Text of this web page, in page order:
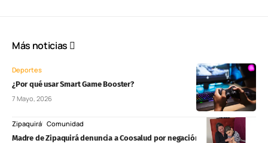
Más noticias
Deportes
¿Por qué usar Smart Game Booster?
7 Mayo, 2026
Zipaquirá Comunidad
Madre de Zipaquirá denuncia a Coosalud por negación de